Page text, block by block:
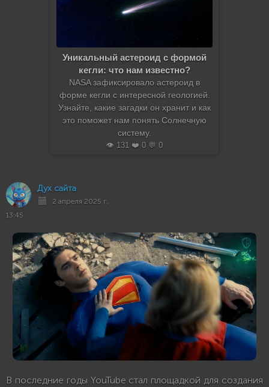
Уникальный астероид с формой
кегли: что нам известно?
NASA зафиксировало астероид в
форме кегли с интересной геологией.
Узнайте, какие загадки он хранит и как
это поможет нам понять Солнечную
систему.
👁️ 131 ❤️ 0 💬 0
Дух сайта
2 апреля 2025 г.,
13:45
В последние годы YouTube стал площадкой для создания